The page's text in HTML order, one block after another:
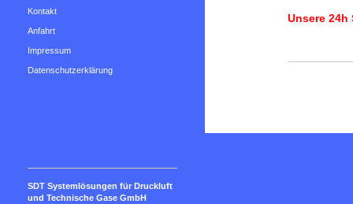
Unsere 24h
Kontakt
Anfahrt
Impressum
Datenschutzerklärung
SDT Systemlösungen für Druckluft
und Technische Gase GmbH